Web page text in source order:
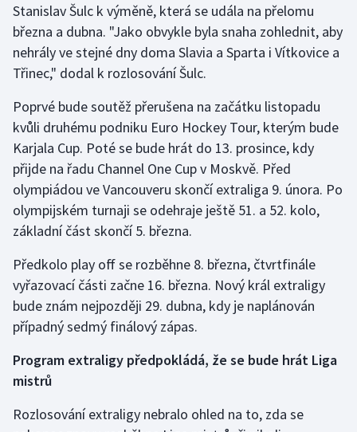
Jezdectví
Judo
Lezení
Lyže a snowboard
Moderní pětiboj
Olympijské hry
Parasport
Plavání
Stanislav Šulc k výměně, která se udála na přelomu
března a dubna. "Jako obvykle byla snaha zohlednit, aby
nehrály ve stejné dny doma Slavia a Sparta i Vítkovice a
Třinec," dodal k rozlosování Šulc.
Poprvé bude soutěž přerušena na začátku listopadu
kvůli druhému podniku Euro Hockey Tour, kterým bude
Karjala Cup. Poté se bude hrát do 13. prosince, kdy
přijde na řadu Channel One Cup v Moskvě. Před
olympiádou ve Vancouveru skončí extraliga 9. února. Po
olympijském turnaji se odehraje ještě 51. a 52. kolo,
základní část skončí 5. března.
Předkolo play off se rozběhne 8. března, čtvrtfinále
vyřazovací části začne 16. března. Nový král extraligy
bude znám nejpozději 29. dubna, kdy je naplánován
případný sedmý finálový zápas.
Program extraligy předpokládá, že se bude hrát Liga
mistrů
Rozlosování extraligy nebralo ohled na to, zda se